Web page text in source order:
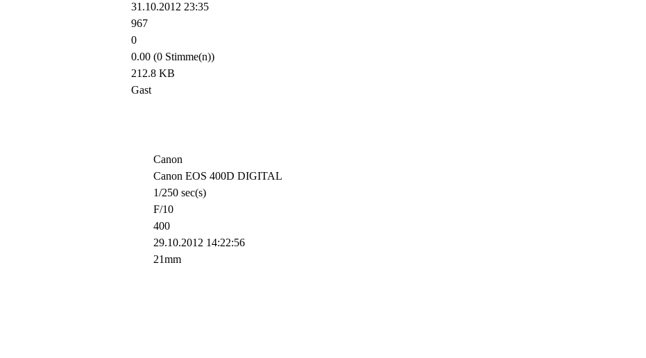
31.10.2012 23:35
967
0
0.00 (0 Stimme(n))
212.8 KB
Gast
Canon
Canon EOS 400D DIGITAL
1/250 sec(s)
F/10
400
29.10.2012 14:22:56
21mm